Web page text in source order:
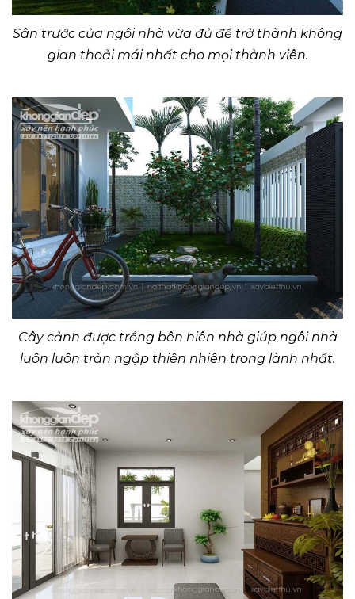
Sân trước của ngôi nhà vừa đủ để trở thành không
gian thoải mái nhất cho mọi thành viên.
Cây cảnh được trồng bên hiên nhà giúp ngôi nhà
luôn luôn tràn ngập thiên nhiên trong lành nhất.